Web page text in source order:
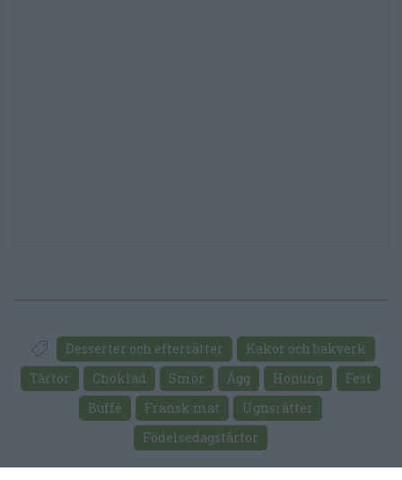
Desserter och efterrätter
Kakor och bakverk
Tårtor
Choklad Smör Ägg Honung
Fest
Buffé
Fransk mat
Ugnsrätter
Födelsedagstårtor